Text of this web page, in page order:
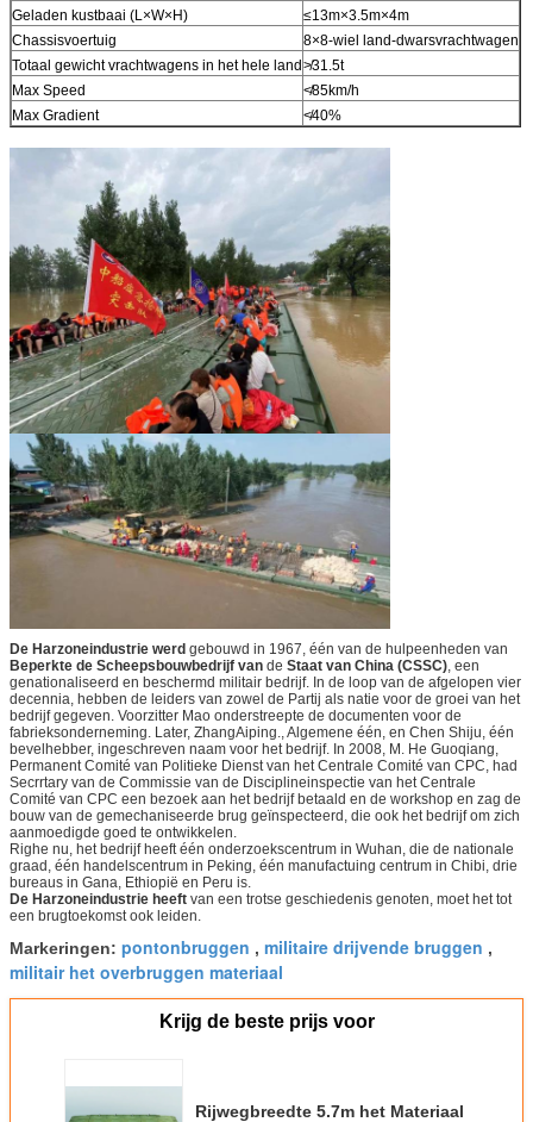
Geladen kustbaai (L×W×H)
≤13m×3.5m×4m
Chassisvoertuig
8×8-wiel land-dwarsvrachtwagen
Totaal gewicht vrachtwagens in het hele land≯31.5t
Max Speed
≮85km/h
Max Gradient
≮40%
De Harzoneindustrie werd gebouwd in 1967, één van de hulpeenheden van
Beperkte de Scheepsbouwbedrijf van de Staat van China (CSSC) , een
genationaliseerd en beschermd militair bedrijf. In de loop van de afgelopen vier
decennia, hebben de leiders van zowel de Partij als natie voor de groei van het
bedrijf gegeven. Voorzitter Mao onderstreepte de documenten voor de
fabrieksonderneming. Later, ZhangAiping., Algemene één, en Chen Shiju, één
bevelhebber, ingeschreven naam voor het bedrijf. In 2008, M. He Guoqiang,
Permanent Comité van Politieke Dienst van het Centrale Comité van CPC, had
Secrrtary van de Commissie van de Disciplineinspectie van het Centrale
Comité van CPC een bezoek aan het bedrijf betaald en de workshop en zag de
bouw van de gemechaniseerde brug geïnspecteerd, die ook het bedrijf om zich
aanmoedigde goed te ontwikkelen.
Righe nu, het bedrijf heeft één onderzoekscentrum in Wuhan, die de nationale
graad, één handelscentrum in Peking, één manufactuing centrum in Chibi, drie
bureaus in Gana, Ethiopië en Peru is.
De Harzoneindustrie heeft van een trotse geschiedenis genoten, moet het tot
een brugtoekomst ook leiden.
Markeringen: pontonbruggen , militaire drijvende bruggen ,
militair het overbruggen materiaal
Krijg de beste prijs voor
Rijwegbreedte 5.7m het Materiaal